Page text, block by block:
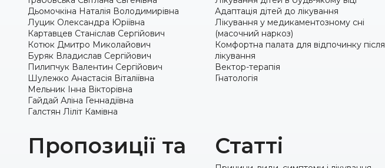
Дьомочкіна Наталія Володимирівна
Луцик Олександра Юріївна
Картавцев Станіслав Сергійович
Котюк Дмитро Миколайович
Буряк Владислав Сергійович
Пилипчук Валентин Сергійович
Шулежко Анастасія Віталіївна
Мельник Інна Вікторівна
Гайдай Аліна Геннадіївна
Галстян Ліліт Камівна
Адаптація дітей до лікування
Лікування у медикаментозному сні
(масочний наркоз)
Комфортна палата для відпочинку після
лікування
Вектор-терапія
Гнатологія
Пропозиції та
Статті